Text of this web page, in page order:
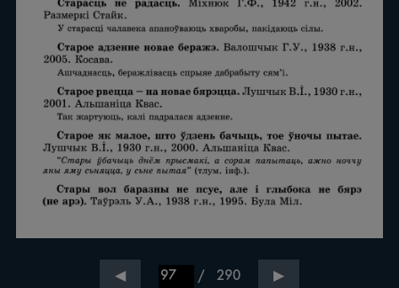
◀ / 290 ▶